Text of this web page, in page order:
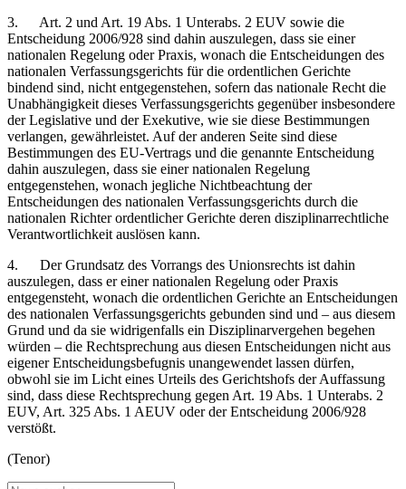
3. Art. 2 und Art. 19 Abs. 1 Unterabs. 2 EUV sowie die
Entscheidung 2006/928 sind dahin auszulegen, dass sie einer
nationalen Regelung oder Praxis, wonach die Entscheidungen des
nationalen Verfassungsgerichts für die ordentlichen Gerichte
bindend sind, nicht entgegenstehen, sofern das nationale Recht die
Unabhängigkeit dieses Verfassungsgerichts gegenüber insbesondere
der Legislative und der Exekutive, wie sie diese Bestimmungen
verlangen, gewährleistet. Auf der anderen Seite sind diese
Bestimmungen des EU-Vertrags und die genannte Entscheidung
dahin auszulegen, dass sie einer nationalen Regelung
entgegenstehen, wonach jegliche Nichtbeachtung der
Entscheidungen des nationalen Verfassungsgerichts durch die
nationalen Richter ordentlicher Gerichte deren disziplinarrechtliche
Verantwortlichkeit auslösen kann.
4. Der Grundsatz des Vorrangs des Unionsrechts ist dahin
auszulegen, dass er einer nationalen Regelung oder Praxis
entgegensteht, wonach die ordentlichen Gerichte an Entscheidungen
des nationalen Verfassungsgerichts gebunden sind und – aus diesem
Grund und da sie widrigenfalls ein Disziplinarvergehen begehen
würden – die Rechtsprechung aus diesen Entscheidungen nicht aus
eigener Entscheidungsbefugnis unangewendet lassen dürfen,
obwohl sie im Licht eines Urteils des Gerichtshofs der Auffassung
sind, dass diese Rechtsprechung gegen Art. 19 Abs. 1 Unterabs. 2
EUV, Art. 325 Abs. 1 AEUV oder der Entscheidung 2006/928
verstößt.
(Tenor)